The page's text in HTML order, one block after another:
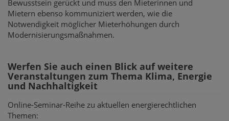
Bewusstsein gerückt und muss den Mieterinnen und
Mietern ebenso kommuniziert werden, wie die
Notwendigkeit möglicher Mieterhöhungen durch
Modernisierungsmaßnahmen.
Werfen Sie auch einen Blick auf weitere
Veranstaltungen zum Thema Klima, Energie
und Nachhaltigkeit
Online-Seminar-Reihe zu aktuellen energierechtlichen
Themen: